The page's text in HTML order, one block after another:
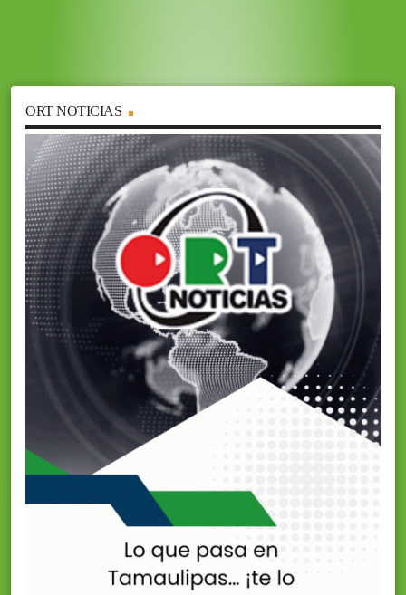
ORT NOTICIAS